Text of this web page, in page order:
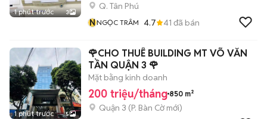
1 phút trước 3
Q. Tân Phú
NNGỌC TRÂM 4.7 41 đã bán
1 phút trước 5
🌹CHO THUÊ BUILDING MT VÕ VĂN
TẦN QUẬN 3 🌹
Mặt bằng kinh doanh
200 triệu/tháng 850 m²
Quận 3 (P. Bàn Cờmới)